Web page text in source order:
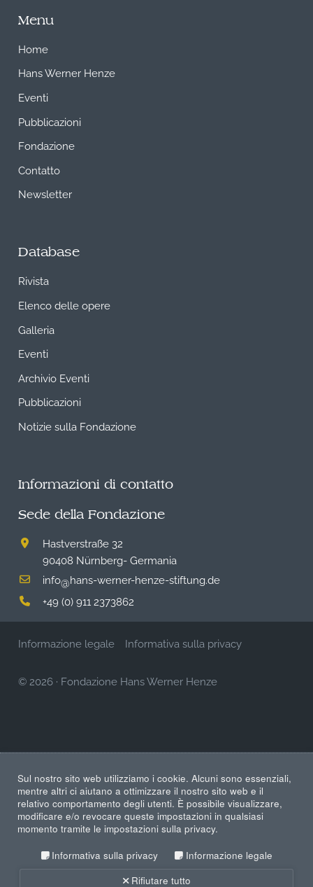
Menu
Home
Hans Werner Henze
Eventi
Pubblicazioni
Fondazione
Contatto
Newsletter
Database
Rivista
Elenco delle opere
Galleria
Eventi
Archivio Eventi
Pubblicazioni
Notizie sulla Fondazione
Informazioni di contatto
Sede della Fondazione
Hastverstraße 32
90408 Nürnberg- Germania
info@hans-werner-henze-stiftung.de
+49 (0) 911 2373862
Informazione legale Informativa sulla privacy
© 2026 · Fondazione Hans Werner Henze
Sul nostro sito web utilizziamo i cookie. Alcuni sono essenziali,
mentre altri ci aiutano a ottimizzare il nostro sito web e il
relativo comportamento degli utenti. È possibile visualizzare,
modificare e/o revocare queste impostazioni in qualsiasi
momento tramite le impostazioni sulla privacy.
Informativa sulla privacy
Informazione legale
Rifiutare tutto